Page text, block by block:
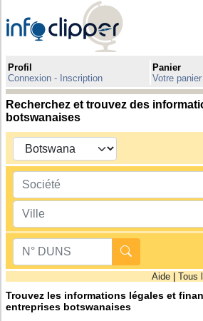
Profil
Connexion - Inscription
Panier
Votre
Recherchez et trouvez des
botswanaises
Aide |Tous
Trouvez les informations légales et
entreprises botswanaises